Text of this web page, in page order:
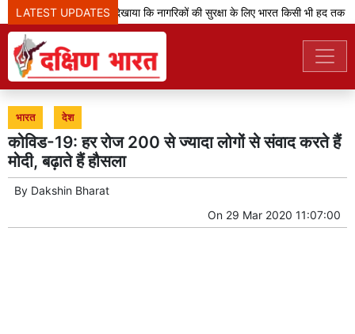
LATEST UPDATES
'ऑपरेशन सिंदूर' ने दिखाया कि नागरिकों की सुरक्षा के लिए भारत किसी भी हद तक
भारत देश
कोविड-19: हर रोज 200 से ज्यादा लोगों से संवाद करते हैं
मोदी, बढ़ाते हैं हौसला
By Dakshin Bharat
On 29 Mar 2020 11:07:00